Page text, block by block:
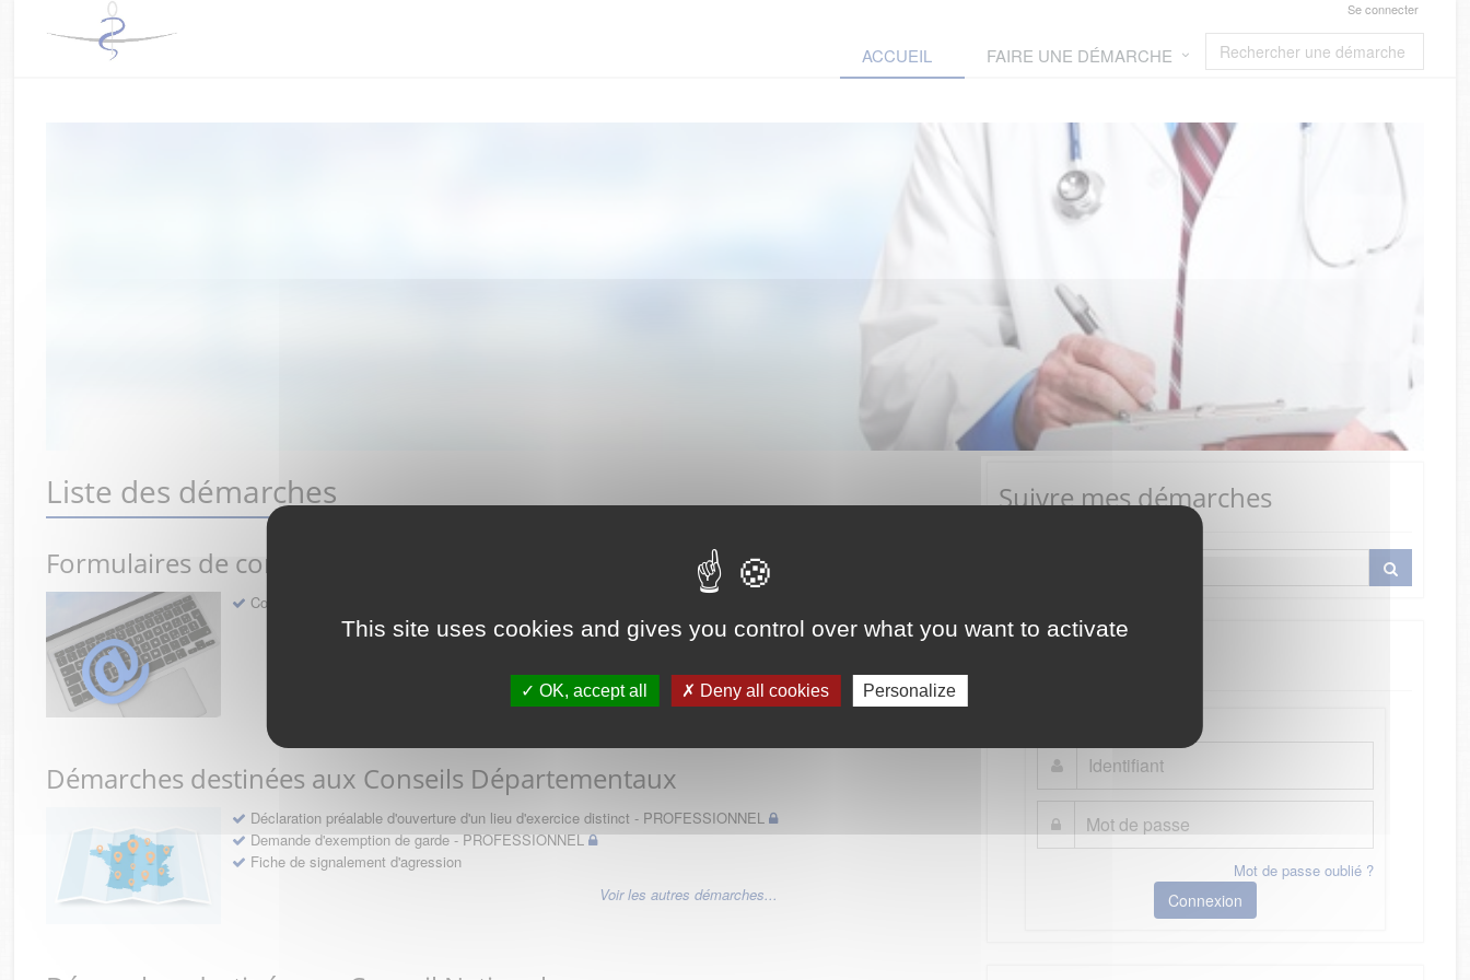
This site uses cookies and gives you control over what you want to activate
OK, accept all Deny all cookies Personalize
Se connecter
ACCUEIL FAIRE UNE DÉMARCHE
Liste des démarches
Formulaires de contact avec l'Ordre des Médecins
Contact
Démarches destinées aux Conseils Départementaux
Déclaration préalable d'ouverture d'un lieu d'exercice distinct - PROFESSIONNEL
Demande d'exemption de garde - PROFESSIONNEL
Fiche de signalement d'agression
Voir les autres démarches...
Suivre mes démarches
Mot de passe oublié ?
Connexion